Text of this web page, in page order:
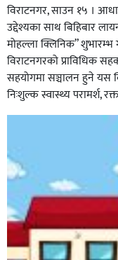
विराटनगर, साउन १५ ।
उद्देश्यका साथ बिहिबार
मोहल्ला क्लिनिक” शुभारम्भ
विराटनगरको प्राविधिक
सहयोगमा सञ्चालन हुने यस
निःशुल्क स्वास्थ्य परामर्श,